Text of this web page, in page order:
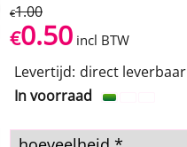
€1.00
€0.50 incl BTW
Levertijd: direct leverbaar
In voorraad